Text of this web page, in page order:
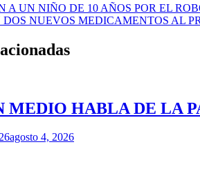
A UN NIÑO DE 10 AÑOS POR EL
DOS NUEVOS MEDICAMENTOS AL
MEDIO HABLA DE LA
agosto 4, 2026